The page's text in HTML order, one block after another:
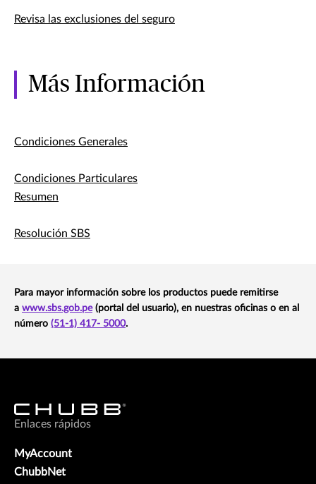
Revisa las exclusiones del seguro
Más Información
Condiciones Generales
Condiciones Particulares
Resumen
Resolución SBS
Para mayor información sobre los productos puede remitirse
a www.sbs.gob.pe(portal del usuario), en nuestras oficinas o en al
número (51-1) 417- 5000.
Enlaces rápidos
MyAccount
ChubbNet